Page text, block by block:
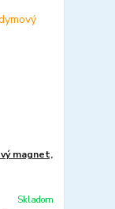
magnet,
Skladom